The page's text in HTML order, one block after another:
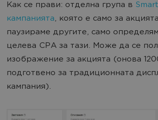
Как се прави: отделна група в
кампанията, която е само за
паузираме другите, само
целева CPA за тази. Може да се
изображение за акцията (онова
подготвено за традиционната
кампания).